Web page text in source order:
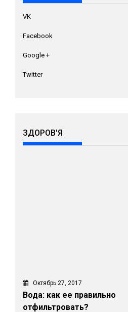
VK
Facebook
Google +
Twitter
ЗДОРОВ'Я
Октябрь 27, 2017
Вода: как ее правильно
отфильтровать?